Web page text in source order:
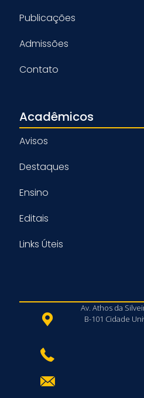
Publicações
Admissões
Contato
Acadêmicos
Avisos
Destaques
Ensino
Editais
Links Úteis
Av. Athos da
B-101 Cidade